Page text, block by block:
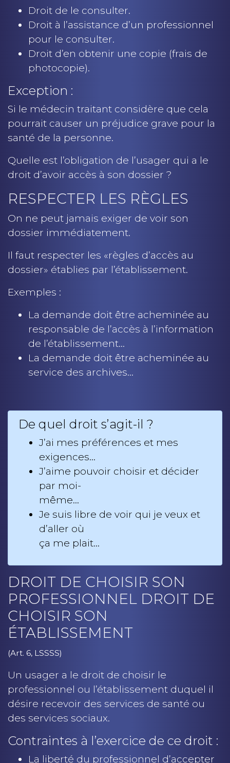
Droit de le consulter.
Droit à l’assistance d’un professionnel
pour le consulter.
Droit d’en obtenir une copie (frais de
photocopie).
Exception :
Si le médecin traitant considère que cela
pourrait causer un préjudice grave pour la
santé de la personne.
Quelle est l’obligation de l’usager qui a le
droit d’avoir accès à son dossier ?
RESPECTER LES RÈGLES
On ne peut jamais exiger de voir son
dossier immédiatement.
Il faut respecter les «règles d’accès au
dossier» établies par l’établissement.
Exemples :
La demande doit être acheminée au
responsable de l’accès à l’information
de l’établissement…
La demande doit être acheminée au
service des archives…
De quel droit s’agit-il ?
J’ai mes préférences et mes
exigences…
J’aime pouvoir choisir et décider
par moi-
même…
Je suis libre de voir qui je veux et
d’aller où
ça me plait…
DROIT DE CHOISIR SON
PROFESSIONNEL DROIT DE
CHOISIR SON
ÉTABLISSEMENT
(Art. 6, LSSSS)
Un usager a le droit de choisir le
professionnel ou l’établissement duquel il
désire recevoir des services de santé ou
des services sociaux.
Contraintes à l’exercice de ce droit :
La liberté du professionnel d’accepter